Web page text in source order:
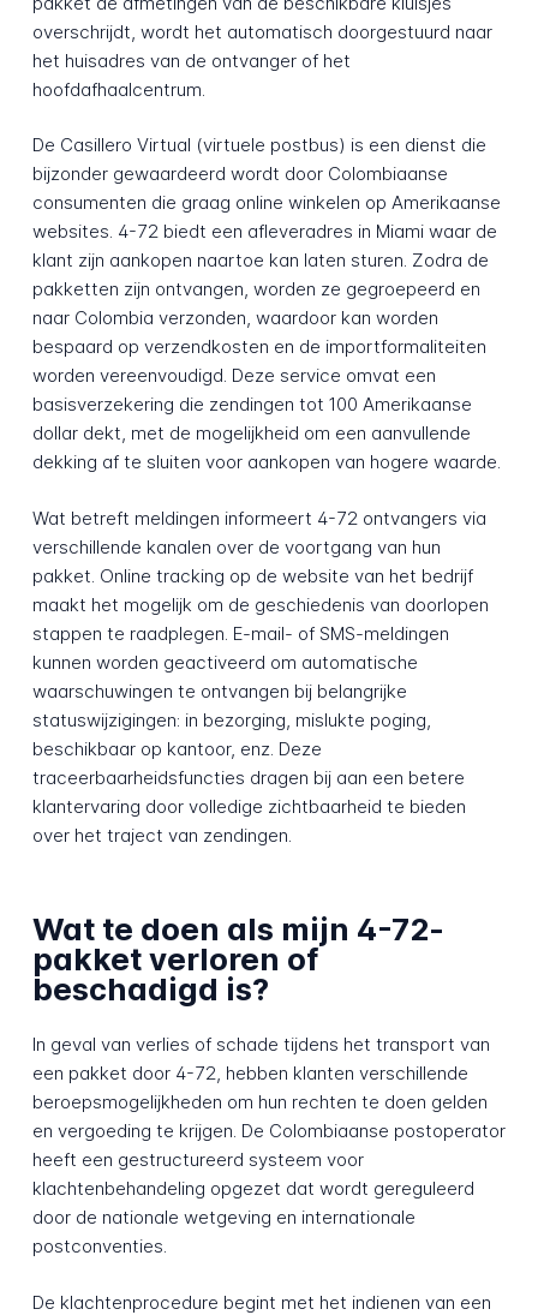
overschrijdt, wordt het automatisch doorgestuurd naar
het huisadres van de ontvanger of het
hoofdafhaalcentrum.
De Casillero Virtual (virtuele postbus) is een dienst die
bijzonder gewaardeerd wordt door Colombiaanse
consumenten die graag online winkelen op Amerikaanse
websites. 4-72 biedt een afleveradres in Miami waar de
klant zijn aankopen naartoe kan laten sturen. Zodra de
pakketten zijn ontvangen, worden ze gegroepeerd en
naar Colombia verzonden, waardoor kan worden
bespaard op verzendkosten en de importformaliteiten
worden vereenvoudigd. Deze service omvat een
basisverzekering die zendingen tot 100 Amerikaanse
dollar dekt, met de mogelijkheid om een aanvullende
dekking af te sluiten voor aankopen van hogere waarde.
Wat betreft meldingen informeert 4-72 ontvangers via
verschillende kanalen over de voortgang van hun
pakket. Online tracking op de website van het bedrijf
maakt het mogelijk om de geschiedenis van doorlopen
stappen te raadplegen. E-mail- of SMS-meldingen
kunnen worden geactiveerd om automatische
waarschuwingen te ontvangen bij belangrijke
statuswijzigingen: in bezorging, mislukte poging,
beschikbaar op kantoor, enz. Deze
traceerbaarheidsfuncties dragen bij aan een betere
klantervaring door volledige zichtbaarheid te bieden
over het traject van zendingen.
Wat te doen als mijn 4-72-
pakket verloren of
beschadigd is?
In geval van verlies of schade tijdens het transport van
een pakket door 4-72, hebben klanten verschillende
beroepsmogelijkheden om hun rechten te doen gelden
en vergoeding te krijgen. De Colombiaanse postoperator
heeft een gestructureerd systeem voor
klachtenbehandeling opgezet dat wordt gereguleerd
door de nationale wetgeving en internationale
postconventies.
De klachtenprocedure begint met het indienen van een